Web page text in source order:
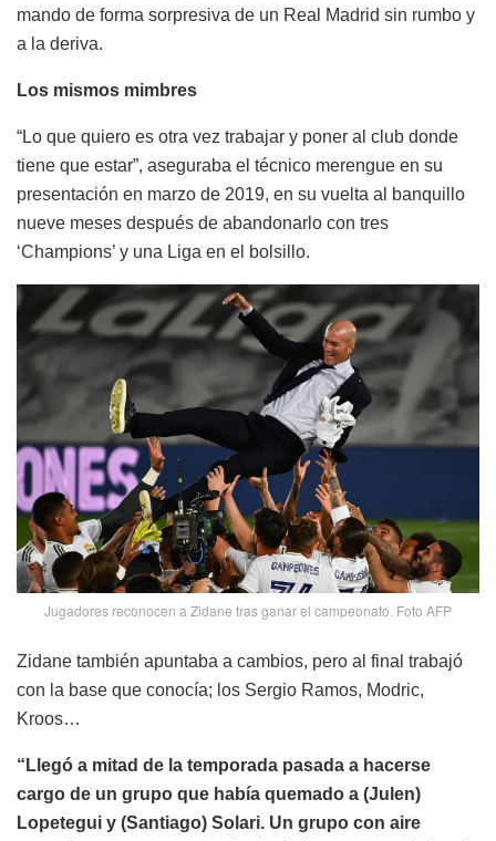
mando de forma sorpresiva de un Real Madrid sin rumbo y
a la deriva.
Los mismos mimbres
“Lo que quiero es otra vez trabajar y poner al club donde
tiene que estar”, aseguraba el técnico merengue en su
presentación en marzo de 2019, en su vuelta al banquillo
nueve meses después de abandonarlo con tres
‘Champions’ y una Liga en el bolsillo.
Jugadores reconocen a Zidane tras ganar el campeonato. Foto AFP
Zidane también apuntaba a cambios, pero al final trabajó
con la base que conocía; los Sergio Ramos, Modric,
Kroos…
“Llegó a mitad de la temporada pasada a hacerse
cargo de un grupo que había quemado a (Julen)
Lopetegui y (Santiago) Solari. Un grupo con aire